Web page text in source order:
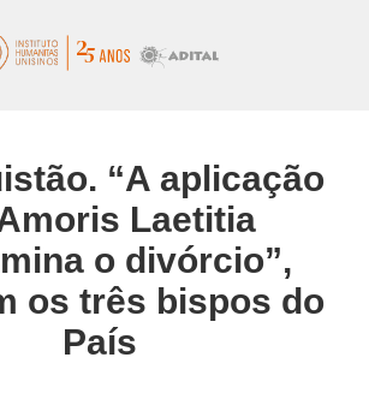
“A aplicação
Laetitia
o divórcio”,
os três bispos do
País